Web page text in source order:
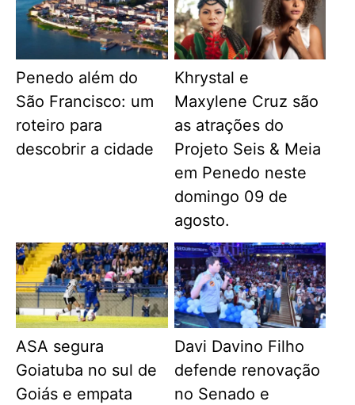
Penedo além do
São Francisco: um
roteiro para
descobrir a cidade
Khrystal e
Maxylene Cruz são
as atrações do
Projeto Seis & Meia
em Penedo neste
domingo 09 de
agosto.
ASA segura
Goiatuba no sul de
Goiás e empata
Davi Davino Filho
defende renovação
no Senado e